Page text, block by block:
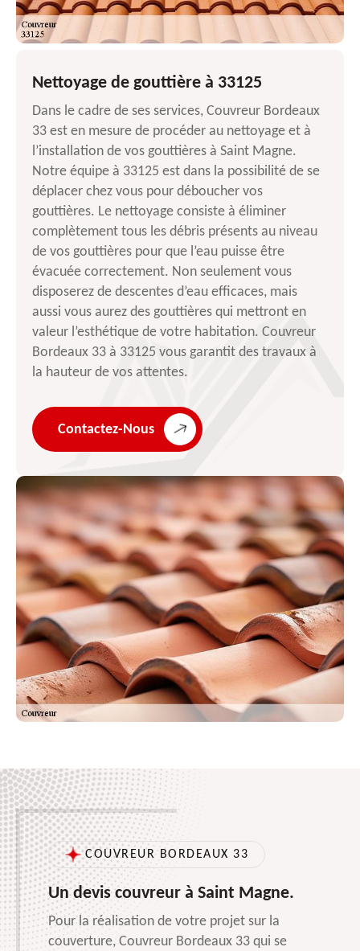
Nettoyage de gouttière à 33125
Dans le cadre de ses services, Couvreur Bordeaux
33 est en mesure de procéder au nettoyage et à
l’installation de vos gouttières à Saint Magne.
Notre équipe à 33125 est dans la possibilité de se
déplacer chez vous pour déboucher vos
gouttières. Le nettoyage consiste à éliminer
complètement tous les débris présents au niveau
de vos gouttières pour que l’eau puisse être
évacuée correctement. Non seulement vous
disposerez de descentes d’eau efficaces, mais
aussi vous aurez des gouttières qui mettront en
valeur l’esthétique de votre habitation. Couvreur
Bordeaux 33 à 33125 vous garantit des travaux à
la hauteur de vos attentes.
Contactez-Nous
COUVREUR BORDEAUX 33
Un devis couvreur à Saint Magne.
Pour la réalisation de votre projet sur la
couverture, Couvreur Bordeaux 33 qui se